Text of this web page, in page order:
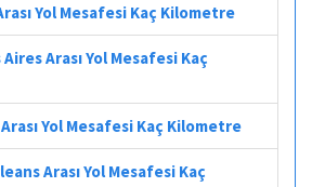
Yol Mesafesi Kaç Kilometre
Arası Yol Mesafesi Kaç
Yol Mesafesi Kaç Kilometre
Arası Yol Mesafesi Kaç